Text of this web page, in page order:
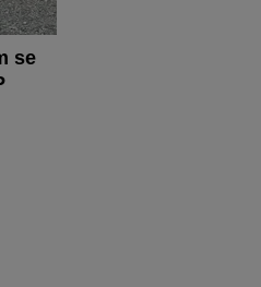
se